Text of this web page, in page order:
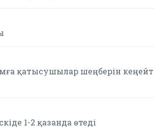
қатысушылар шеңберін
1-2 қазанда өтеді